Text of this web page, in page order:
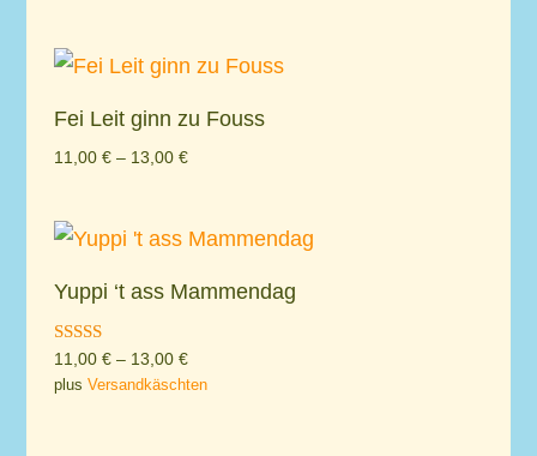
Fei Leit ginn zu Fouss
11,00 €– 13,00 €
Yuppi ‘t ass Mammendag
Rated
5.00
out of 5
11,00 €– 13,00 €
plus Versandkäschten